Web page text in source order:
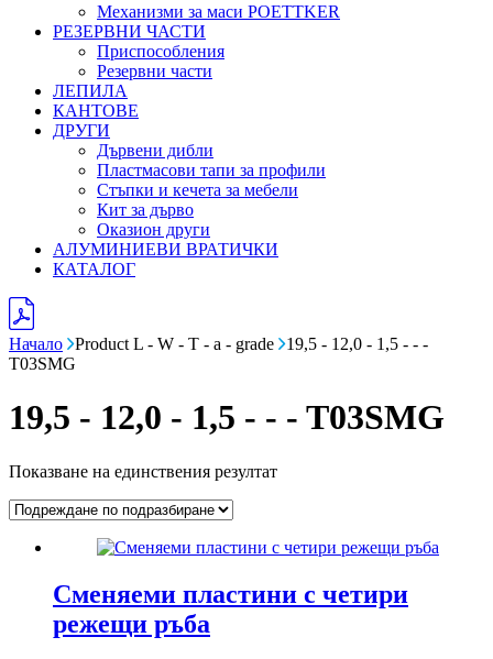
Механизми за маси POETTKER
РЕЗЕРВНИ ЧАСТИ
Приспособления
Резервни части
ЛЕПИЛА
КАНТОВЕ
ДРУГИ
Дървени дибли
Пластмасови тапи за профили
Стъпки и кечета за мебели
Кит за дърво
Оказион други
АЛУМИНИЕВИ ВРАТИЧКИ
КАТАЛОГ
Начало Product L - W - T - a - grade
19,5 - 12,0 - 1,5 - - -
T03SMG
19,5 - 12,0 - 1,5 - - - T03SMG
Показване на единствения резултат
Сменяеми пластини с четири
режещи ръба